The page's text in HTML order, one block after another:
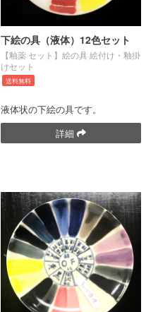
下絵の具（液体）12色セット
【釉薬 セット】絵の具 絵付け・釉掛
けセット
送料無料
液体状の下絵の具です。
詳細